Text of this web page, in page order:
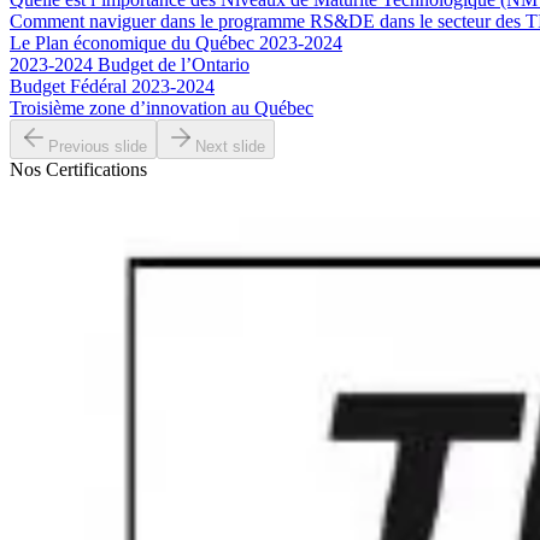
Comment naviguer dans le programme RS&DE dans le secteur des
Le Plan économique du Québec 2023-2024
2023-2024 Budget de l’Ontario
Budget Fédéral 2023-2024
Troisième zone d’innovation au Québec
Previous slide Next slide
Nos Certifications